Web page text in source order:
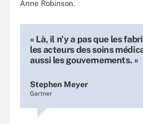
Anne Robinson.
« Là, il n’y a pas que les
les acteurs des soins
aussi les gouvernements. »
Stephen Meyer
Gartner